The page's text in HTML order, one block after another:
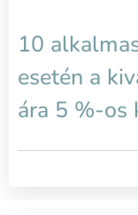
10
esetén a
ára 5 %-os